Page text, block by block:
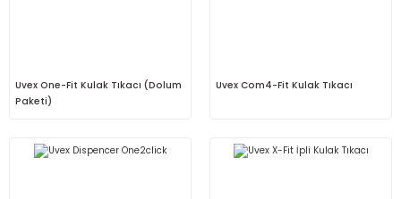
Uvex One-Fit Kulak Tıkacı (Dolum
Paketi)
Uvex Com4-Fit Kulak Tıkacı